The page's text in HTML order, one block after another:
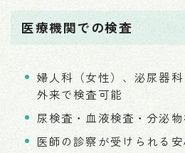
医療機関での検査
婦人科（女性）、泌尿器
外来で検査可能
尿検査・血液検査・分泌
医師の診察が受けられる